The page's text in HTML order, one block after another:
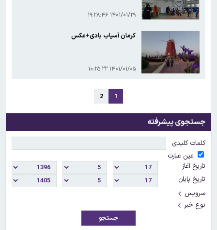
۱۴۰۱/۰۱/۲۹ ۱۹:۲۸:۴۶
کرمان آسیاب بادی+عکس
۱۴۰۱/۰۱/۰۵ ۱۰:۲۵:۲۲
1
2
جستجوی پیشرفته
کلمات کلیدی
عین عبارت
تاریخ آغاز
تاریخ پایان
سرویس
نوع خبر
جستجو